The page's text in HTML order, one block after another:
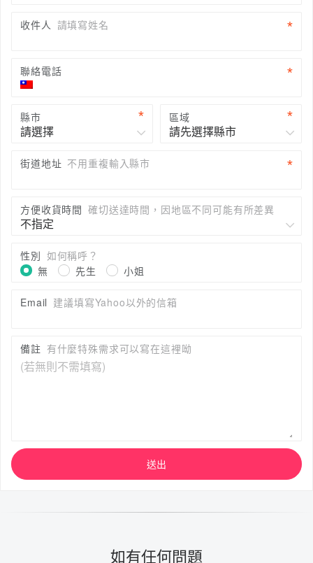
收件人 請填寫姓名
聯絡電話
縣市 區域
街道地址 不用重複輸入縣市
方便收貨時間 確切送達時間，因地區不同可能有所差異
性別 如何稱呼？
無
先生 小姐
Email 建議填寫Yahoo以外的信箱
備註 有什麼特殊需求可以寫在這裡呦
送出
如有任何問題